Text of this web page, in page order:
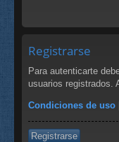
Registrarse
Para autenticarte
usuarios registrados.
Condiciones de uso
Registrarse